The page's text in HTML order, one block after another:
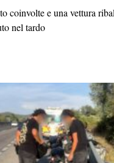
coinvolte e una vettura
nel tardo